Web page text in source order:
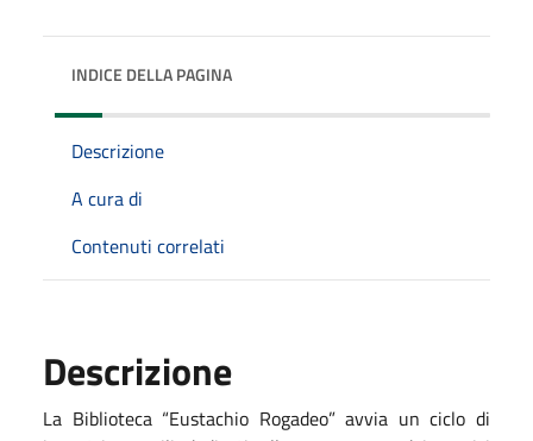
INDICE DELLA PAGINA
Descrizione
A cura di
Contenuti correlati
Descrizione
La Biblioteca “Eustachio Rogadeo” avvia un ciclo di